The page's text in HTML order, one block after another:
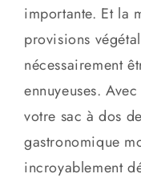
importante. Et la
provisions
nécessairement
ennuyeuses.
votre sac à dos
gastronomique
incroyablement